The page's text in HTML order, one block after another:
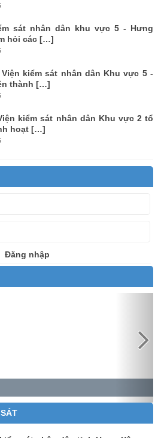
sát nhân dân khu vực 5 - Hưng
hỏi các […]
kiểm sát nhân dân Khu vực 5 -
thành […]
kiểm sát nhân dân Khu vực 2 tổ
hoạt […]
Đăng nhập